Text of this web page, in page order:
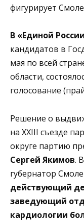
фигурирует
В «Единой
кандидатов в
мая по всей
области,
голосование
Решение о
на XXIII съезде
округе партию
Сергей Якимов.
губернатор
действующий
заведующий
кардиологии